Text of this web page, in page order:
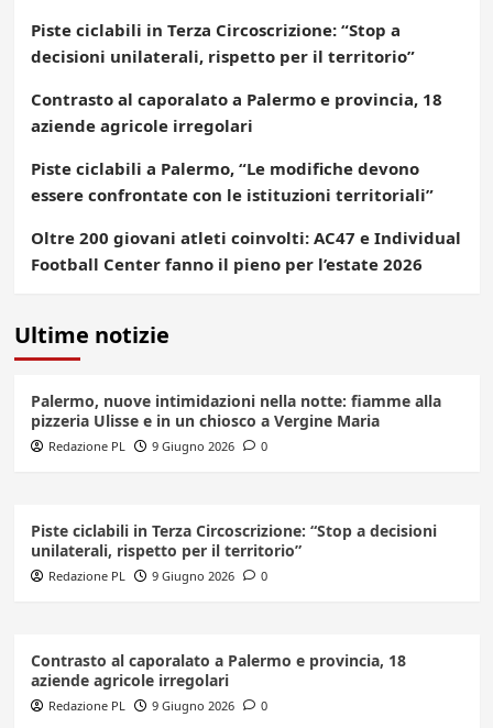
Piste ciclabili in Terza Circoscrizione: “Stop a
decisioni unilaterali, rispetto per il territorio”
Contrasto al caporalato a Palermo e provincia, 18
aziende agricole irregolari
Piste ciclabili a Palermo, “Le modifiche devono
essere confrontate con le istituzioni territoriali”
Oltre 200 giovani atleti coinvolti: AC47 e Individual
Football Center fanno il pieno per l’estate 2026
Ultime notizie
Palermo, nuove intimidazioni nella notte: fiamme alla
pizzeria Ulisse e in un chiosco a Vergine Maria
Redazione PL 9 Giugno 2026 0
Piste ciclabili in Terza Circoscrizione: “Stop a decisioni
unilaterali, rispetto per il territorio”
Redazione PL 9 Giugno 2026 0
Contrasto al caporalato a Palermo e provincia, 18
aziende agricole irregolari
Redazione PL 9 Giugno 2026 0